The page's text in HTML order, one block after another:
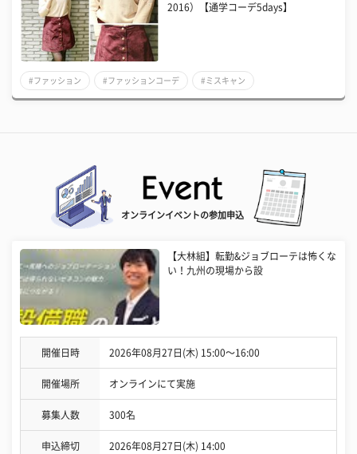
2016）【通学コーデ5days】
#ファッション #ファッションコーデ #ミスキャン
オンラインイベントの参加申込
【大林組】転勤&ジョブローテは怖くな
い！九州の現場から設
開催日時 2026年08月27日(木) 15:00〜16:00
開催場所 オンラインにて実施
募集人数 300名
申込締切 2026年08月27日(木) 14:00